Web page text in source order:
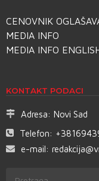
CENOVNIK
MEDIA INFO
MEDIA INFO
KONTAKT PODACI
Adresa: Novi Sad
Telefon:
e-mail: